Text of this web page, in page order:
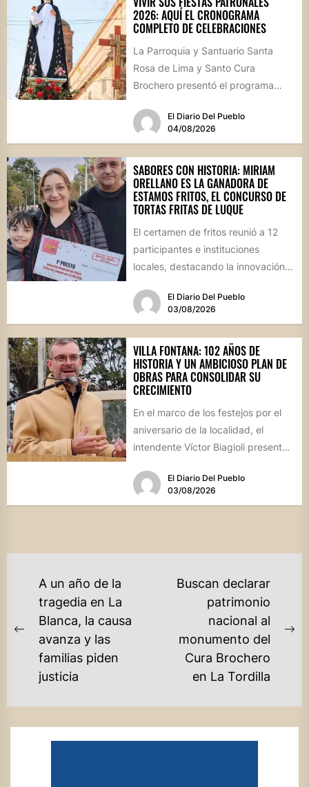
2026: AQUÍ EL CRONOGRAMA
COMPLETO DE CELEBRACIONES
La Parroquia y Santuario Santa
Rosa de Lima y Santo Cura
Brochero presentó el programa
El Diario Del Pueblo
04/08/2026
SABORES CON HISTORIA: MIRIAM
ORELLANO ES LA GANADORA DE
ESTAMOS FRITOS, EL CONCURSO DE
TORTAS FRITAS DE LUQUE
El certamen de fritos reunió a 12
participantes e instituciones
locales, destacando la innovación
El Diario Del Pueblo
03/08/2026
VILLA FONTANA: 102 AÑOS DE
HISTORIA Y UN AMBICIOSO PLAN DE
OBRAS PARA CONSOLIDAR SU
CRECIMIENTO
En el marco de los festejos por el
aniversario de la localidad, el
intendente Víctor Biagioli presentó
El Diario Del Pueblo
03/08/2026
NAVEGACIÓN
ENTRADAS
Previous
post:
A un año de la
tragedia en La
Blanca, la causa
avanza y las
familias piden
justicia
Buscan declarar
patrimonio
nacional al
monumento del
Cura Brochero
en La Tordilla